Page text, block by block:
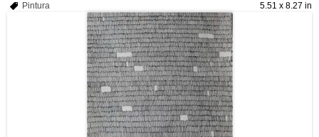
5.51 x 8.27 in
Pintura